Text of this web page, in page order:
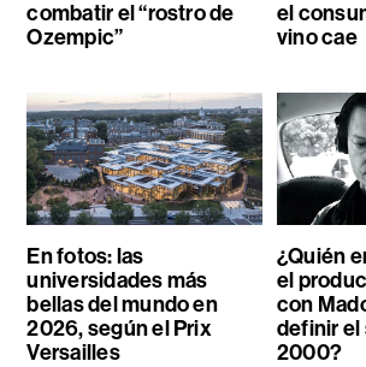
combatir el “rostro de
Ozempic”
el
vino cae
En fotos: las
universidades más
bellas del mundo en
2026, según el Prix
Versailles
¿Quién
el
con
definir el
2000?